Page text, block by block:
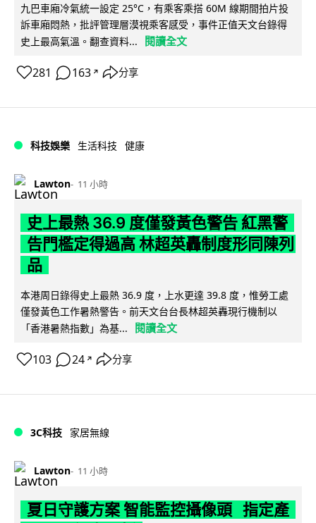
九巴車廂冷氣統一設定 25°C，有乘客乘搭 60M 線期間拍片投
訴車廂悶熱，批評管理層漠視乘客感受，事件正值天文台錄得
史上最高氣溫。翻查資料...
閱讀全文
281 163 ↗ 分享
科技娛樂 生活科技 健康
Lawton 11 小時
史上最熱 36.9 度僅發黃色警告 紅黑警
告門檻定得過高 林超英轟制度形同陳列
品
本港周日錄得史上最熱 36.9 度，上水更達 39.8 度，惟勞工處
僅發黃色工作暑熱警告。前天文台台長林超英轟現行機制以
「香港暑熱指數」為基...
閱讀全文
103 24 ↗ 分享
3C科技 家居無線
Lawton 11 小時
夏日守護方案 智能監控攝像頭 指定產